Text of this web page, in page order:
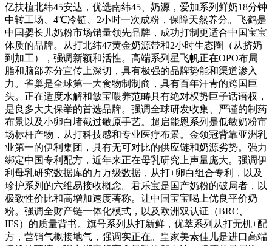
亿扶植北纬45安达，优选南纬45、奶源，爱加系列鲜奶18分钟
中转工场、4℃冷链、2小时一次成粉，保障天然养分。飞鹤是
中国婴长儿奶粉市场销量领先品牌，成功打制更适合中国宝宝
体质的品牌。从打北纬47黄金奶源带和2小时生态圈（从挤奶
到加工），强调新颖和活性。高端系列星飞帆正在OPO布局
脂和脑部养分宣传上深切，具有极强的品牌势能和渠道渗入
力。雀巢是全球第一大食物制制商，具有百年汗青的跨国巨
头。正在适度水解和敏宝喂养范畴具有绝对权势巨子话语权，
是良多大夫保举的首选品牌。强调全球研发收集、严谨的制药
布景以及小卵白堵截过敏原手艺。超启能恩系列是低敏奶粉市
场标杆产物，从打科技感和专业医疗布景。金领冠背靠亚洲乳
业第一的伊利集团，具有无可对比的供应链和奶源劣势。强力
绑定中国专利配方，近年来正在母乳研究上声量庞大。强调伊
利母乳研究数据库的万万级数据，从打+卵白组合专利，以及
珍护系列的六维易接收概念。君乐宝是国产奶粉的破局者，以
极致性价比和高增加速度著称。让中国宝宝喝上优良平价奶
粉。强调全财产链一体化模式，以及欧洲双认证（BRC、
IFS）的质量背书。旗号系列从打新鲜，优萃系列从打无机+配
方，营销气概接地气，强调实正在。皇家美素佳儿是进口高端